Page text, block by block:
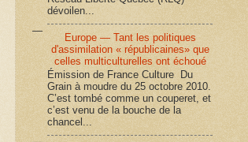
dévoilen...
Europe — Tant les politiques
d'assimilation « républicaines» que
celles multiculturelles ont échoué
Émission de France Culture Du
Grain à moudre du 25 octobre 2010.
C’est tombé comme un couperet, et
c’est venu de la bouche de la
chancel...